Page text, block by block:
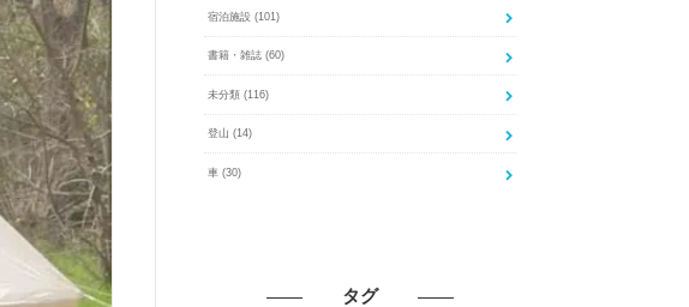
宿泊施設 (101)
書籍・雑誌 (60)
未分類 (116)
登山 (14)
車 (30)
タグ